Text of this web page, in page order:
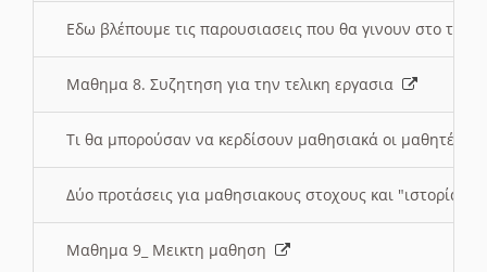
Εδω βλέπουμε τις παρουσιασεις που θα γινουν στο
Μαθημα 8. Συζητηση για την τελικη εργασια
Τι θα μπορούσαν να κερδίσουν μαθησιακά οι μαθητές/
Δύο προτάσεις για μαθησιακους στοχους και "ιστορία"
Μαθημα 9_ Μεικτη μαθηση